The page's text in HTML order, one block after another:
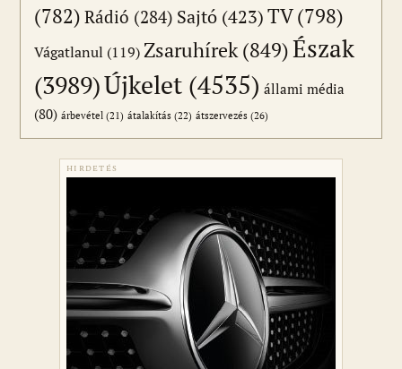
(782) Rádió (284) Sajtó (423)TV(798)
Vágatlanul (119) Zsaruhírek (849)Észak
(3989)Újkelet (4535) állami média
(80) árbevétel (21) átalakítás (22) átszervezés (26)
HIRDETÉS